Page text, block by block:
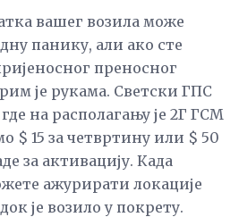
вашег возила може
панику, али ако сте
преносног
је рукама. Светски ГПС
на располагању је 2Г ГСМ
$ 15 за четвртину или $ 50
за активацију. Када
ажурирати локације
је возило у покрету.